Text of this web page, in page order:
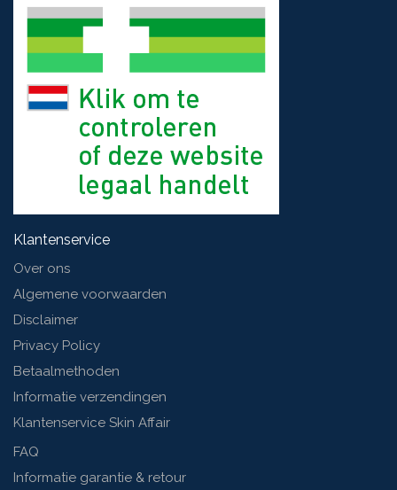
Klantenservice
Over ons
Algemene voorwaarden
Disclaimer
Privacy Policy
Betaalmethoden
Informatie verzendingen
Klantenservice Skin Affair
FAQ
Informatie garantie & retour